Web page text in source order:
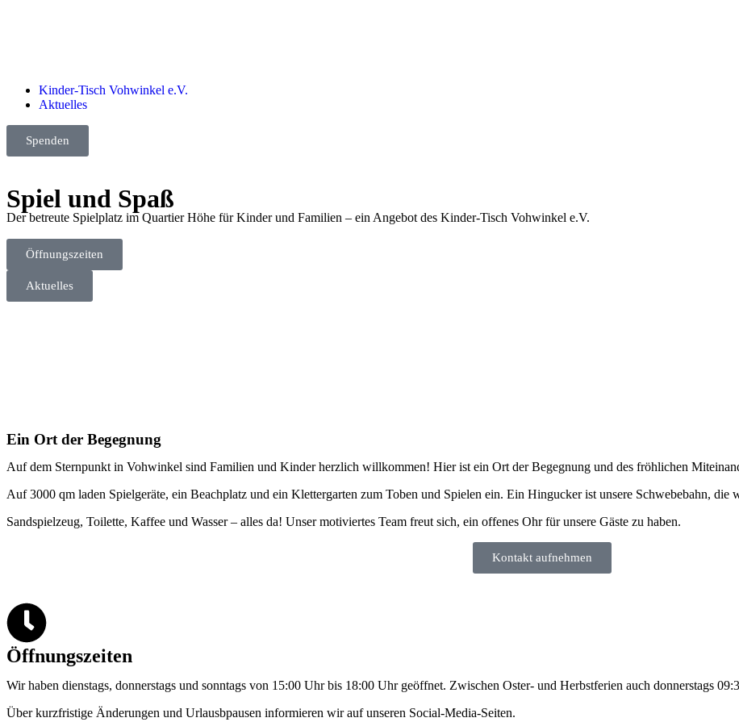
Kinder-Tisch Vohwinkel e.V.
Aktuelles
Spenden
Spiel und Spaß
Der betreute Spielplatz im Quartier Höhe für Kinder und Familien – ein Angebot des Kinder-Tisch Vohwinkel e.V.
Öffnungszeiten
Aktuelles
Ein Ort der Begegnung
Auf dem Sternpunkt in Vohwinkel sind Familien und Kinder herzlich willkommen! Hier ist ein Ort der Begegnung und des fröhlichen
Auf 3000 qm laden Spielgeräte, ein Beachplatz und ein Klettergarten zum Toben und Spielen ein. Ein Hingucker ist unsere Schwebebahn, die
Sandspielzeug, Toilette, Kaffee und Wasser – alles da! Unser motiviertes Team freut sich, ein offenes Ohr für unsere Gäste zu haben.
Kontakt aufnehmen
Öffnungszeiten
Wir haben dienstags, donnerstags und sonntags von 15:00 Uhr bis 18:00 Uhr geöffnet. Zwischen Oster- und Herbstferien auch donnerstags
Über kurzfristige Änderungen und Urlausbpausen informieren wir auf unseren Social-Media-Seiten.